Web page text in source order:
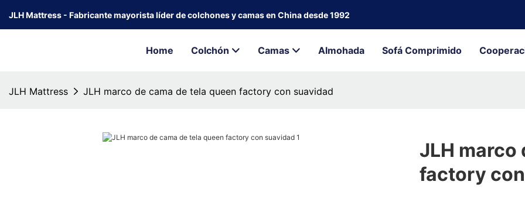
JLH Mattress - Fabricante mayorista líder de colchones y camas en China desde 1992
Home Colchón Camas Almohada Sofá Comprimido
JLH Mattress JLH marco de cama de tela queen factory con suavidad
JLH marco
factory